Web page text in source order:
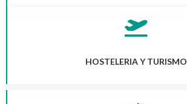
HOSTELERIA Y TURISMO